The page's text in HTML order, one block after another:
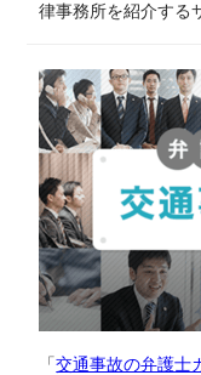
律事務所を紹介する
「交通事故の弁護士